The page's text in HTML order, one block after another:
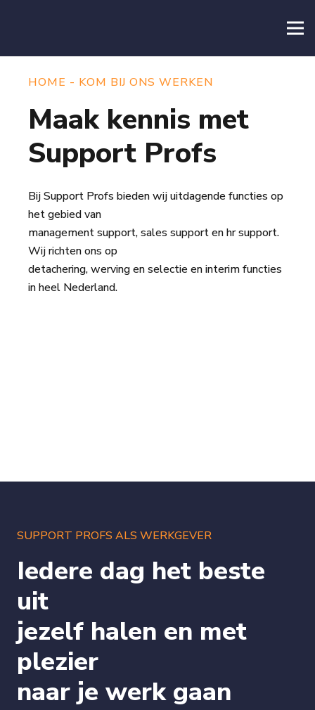
HOME - KOM BIJ ONS WERKEN
Maak kennis met
Support Profs
Bij Support Profs bieden wij uitdagende functies op
het gebied van
management support, sales support en hr support.
Wij richten ons op
detachering, werving en selectie en interim functies
in heel Nederland.
SUPPORT PROFS ALS WERKGEVER
Iedere dag het beste
uit
jezelf halen en met
plezier
naar je werk gaan